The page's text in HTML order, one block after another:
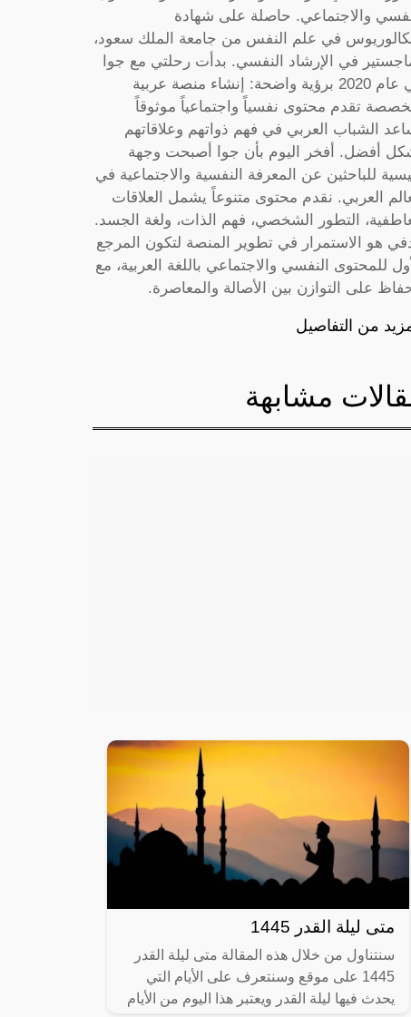
والاجتماعي. حاصلة على شهادة
في علم النفس من جامعة الملك سعود،
في الإرشاد النفسي. بدأت رحلتي مع جوا
في عام 2020 برؤية واضحة: إنشاء منصة عربية
تقدم محتوى نفسياً واجتماعياً موثوقاً
الشباب العربي في فهم ذواتهم وعلاقاتهم
أفضل. أفخر اليوم بأن جوا أصبحت وجهة
للباحثين عن المعرفة النفسية والاجتماعية في
العربي. نقدم محتوى متنوعاً يشمل العلاقات
التطور الشخصي، فهم الذات، ولغة الجسد.
هو الاستمرار في تطوير المنصة لتكون المرجع
للمحتوى النفسي والاجتماعي باللغة العربية، مع
على التوازن بين الأصالة والمعاصرة.
من التفاصيل
مشابهة
متى ليلة القدر 1445
سنتناول من خلال هذه المقالة متى ليلة القدر
1445 على موقع وسنتعرف على الأيام التي
يحدث فيها ليلة القدر ويعتبر هذا اليوم من الأيام